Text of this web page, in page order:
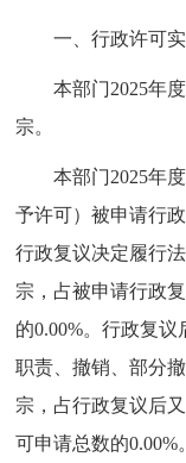
一、行政许可
本部门2025年
宗。
本部门2025年
予许可）被申请行
行政复议决定履行
宗，占被申请行政
的0.00%。行政复
职责、撤销、部分
宗，占行政复议后
可申请总数的0.00%。